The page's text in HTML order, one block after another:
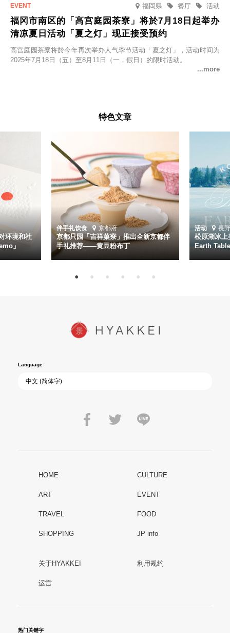
福岡県 活动
餐厅
福冈市南区的「高宫庭园茶寮」将於7月18日起举办
清凉夏日活动「夏之灯」现正接受预约
高宫庭园茶寮将於今年再次举办人气季节活动「夏之灯」，活动时间为
2025年7月18日（五）至8月11日（一，假日）的限时活动。
特色文章
环境和社
」
伴手礼饮食 京都府
京都只园「吉祥菓寮」推出全新京都伴
手礼推荐——黄豆粉布丁
活动 長
松原湖冰
Earth
Language
HOME CULTURE
ART EVENT
TRAVEL FOOD
SHOPPING JP info
关于HYAKKEI 利用规约
运営
热门关键字